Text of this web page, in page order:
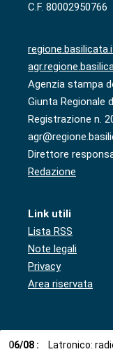
C.F. 80002950766
Agenzia stampa
Giunta Regionale
Registrazione n.
Direttore
Redazione
Link utili
Lista RSS
Note legali
Privacy
Area riservata
06/08 : Latronico: